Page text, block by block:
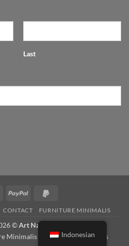
Last
Bank
PayPal
CONTACT FURNITURE MINIMALIS
©Art Natural Wood
Minimalis Meja Makan Minimalis
Indonesian